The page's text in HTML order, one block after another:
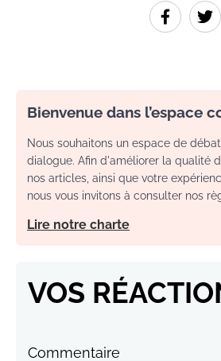
Bienvenue dans l’espace
Nous souhaitons un espace de
dialogue. Afin d'améliorer la qualité
nos articles, ainsi que votre
nous vous invitons à consulter nos
Lire notre charte
VOS
Commentaire